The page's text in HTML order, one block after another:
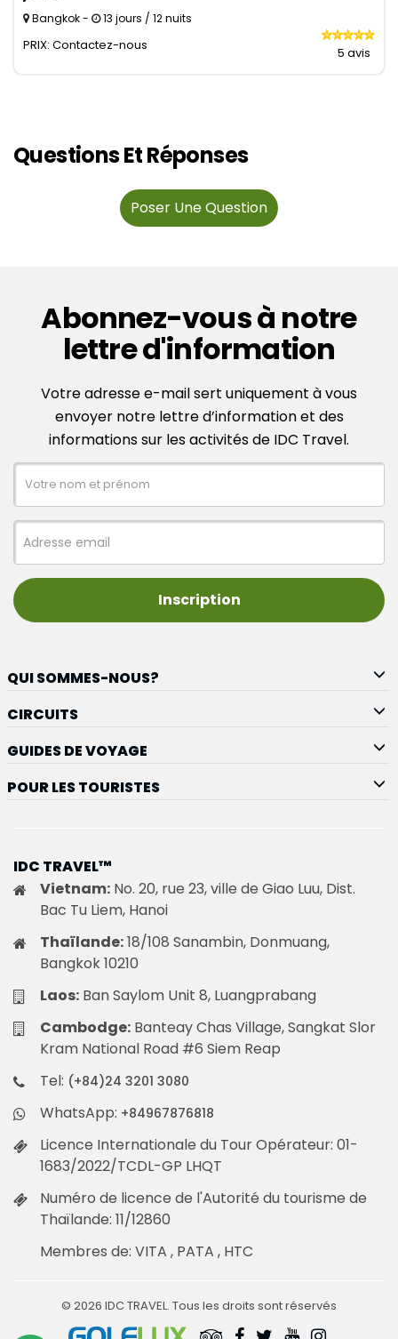
Bangkok - 13 jours / 12 nuits
PRIX: Contactez-nous 5 avis
Questions Et Réponses
Poser Une Question
Abonnez-vous à notre
lettre d'information
Votre adresse e-mail sert uniquement à vous
envoyer notre lettre d’information et des
informations sur les activités de IDC Travel.
Inscription
QUI SOMMES-NOUS?
CIRCUITS
GUIDES DE VOYAGE
POUR LES TOURISTES
IDC TRAVEL™
Vietnam: No. 20, rue 23, ville de Giao Luu, Dist.
Bac Tu Liem, Hanoi
Thaïlande:18/108 Sanambin, Donmuang,
Bangkok 10210
Laos: Ban Saylom Unit 8, Luangprabang
Cambodge: Banteay Chas Village, Sangkat Slor
Kram National Road #6 Siem Reap
Tel: (+84)24 3201 3080
WhatsApp: +84967876818
Licence Internationale du Tour Opérateur: 01-
1683/2022/TCDL-GP LHQT
Numéro de licence de l'Autorité du tourisme de
Thaïlande: 11/12860
Membres de: VITA , PATA , HTC
© 2026 IDC TRAVEL. Tous les droits sont réservés